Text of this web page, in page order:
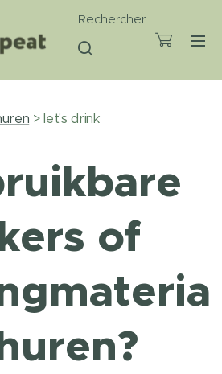
Rechercher
> let's drink
of